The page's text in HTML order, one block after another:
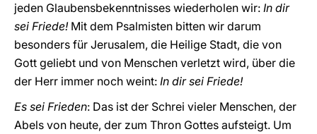
jeden Glaubensbekenntnisses wiederholen wir: In dir
sei Friede!Mit dem Psalmisten bitten wir darum
besonders für Jerusalem, die Heilige Stadt, die von
Gott geliebt und von Menschen verletzt wird, über die
der Herr immer noch weint: In dir sei Friede!
Es sei Frieden: Das ist der Schrei vieler Menschen, der
Abels von heute, der zum Thron Gottes aufsteigt. Um